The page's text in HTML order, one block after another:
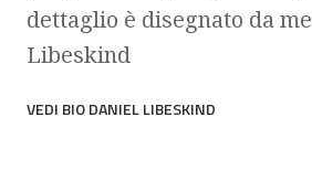
dettaglio è disegnato da
Libeskind
VEDI BIO DANIEL LIBESKIND